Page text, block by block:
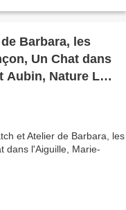
Barbara, les
Un Chat dans
Aubin, Nature Lin